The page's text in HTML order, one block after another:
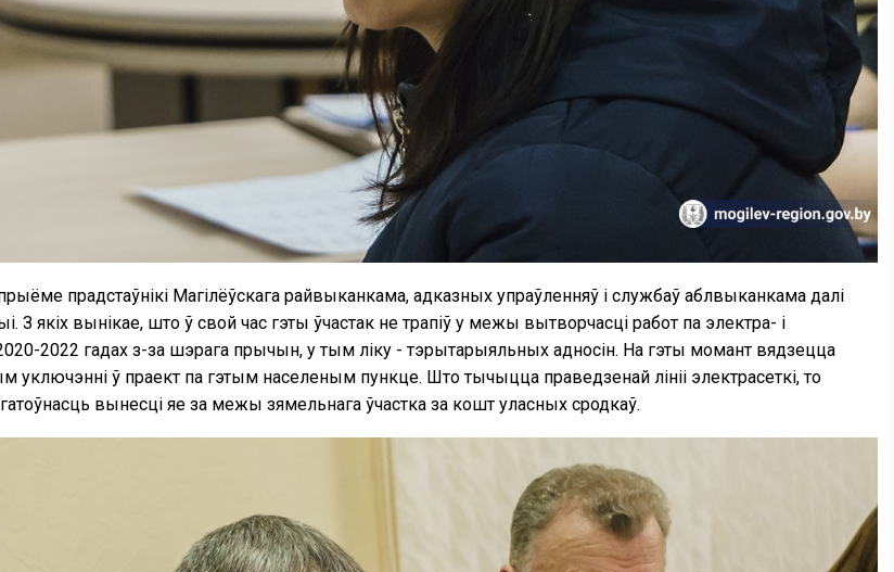
прадстаўнікі Магілёўскага райвыканкама, адказных упраўленняў і службаў аблвыканкама далі
З якіх вынікае, што ў свой час гэты ўчастак не трапіў у межы вытворчасці работ па электра- і
2022 гадах з-за шэрага прычын, у тым ліку - тэрытарыяльных адносін. На гэты момант вядзецца
уключэнні ў праект па гэтым населеным пункце. Што тычыцца праведзенай лініі электрасеткі, то
вынесці яе за межы зямельнага ўчастка за кошт уласных сродкаў.